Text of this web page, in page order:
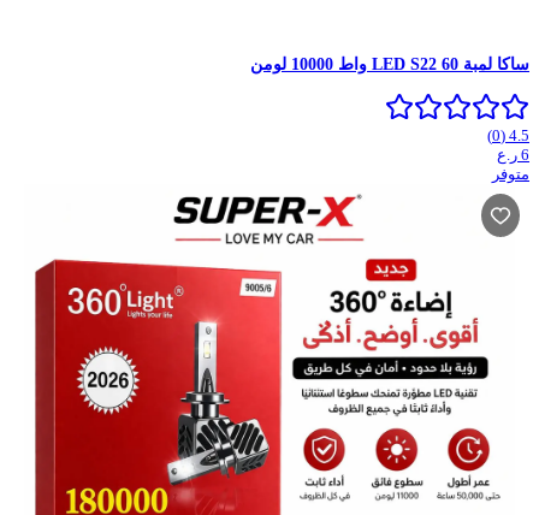
ساكا لمبة LED S22 60 واط 10000 لومن
4.5
(
0
)
6 ر.ع
متوفر